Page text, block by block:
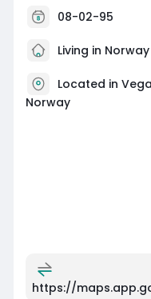
08-02-95
Living in Norway
Located in
Norway
https://